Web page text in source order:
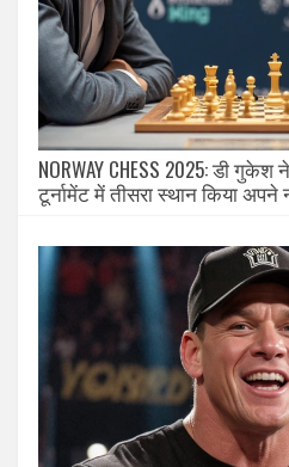
NORWAY CHESS 2025: डी गुकेश
टूर्नामेंट में तीसरा स्थान किया अपने